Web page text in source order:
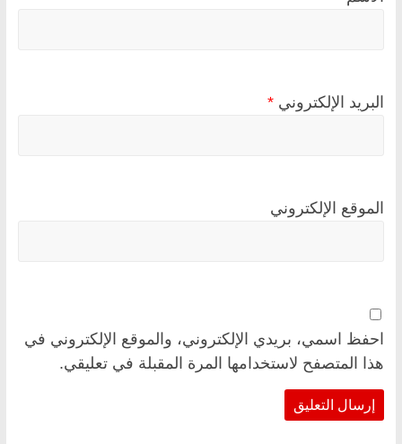
البريد الإلكتروني *
الموقع الإلكتروني
احفظ اسمي، بريدي الإلكتروني، والموقع الإلكتروني في
هذا المتصفح لاستخدامها المرة المقبلة في تعليقي.